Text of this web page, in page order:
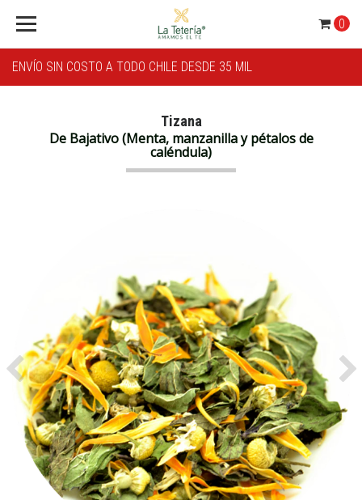
ENVÍO SIN COSTO A TODO CHILE DESDE 35 MIL
0
Tizana
De Bajativo (Menta, manzanilla y pétalos de
caléndula)
Previous